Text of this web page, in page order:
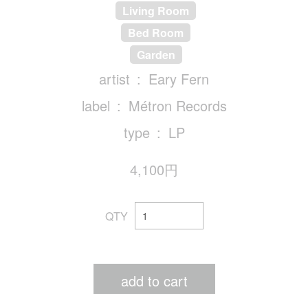
Living Room
Bed Room
Garden
artist
Eary Fern
label
Métron Records
type
LP
4,100円
QTY
add to cart